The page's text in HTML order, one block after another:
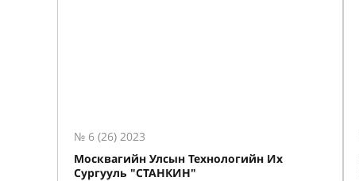
№ 6 (26) 2023
Москвагийн Улсын Технологийн Их
Сургууль "СТАНКИН"